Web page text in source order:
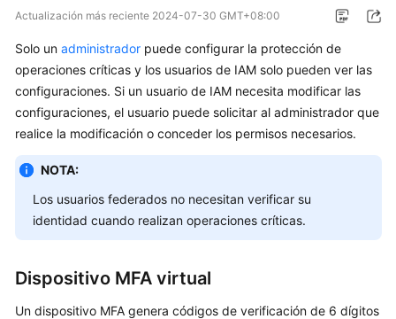
servicio
Pasos
iniciales
Guía
del
de
comenzar
Inicio
de
sesión
Actualización más reciente 2024-07-30 GMT+08:00
Solo un administrador puede configurar la protección de
operaciones críticas y los usuarios de IAM solo pueden ver las
configuraciones. Si un usuario de IAM necesita modificar las
configuraciones, el usuario puede solicitar al administrador que
realice la modificación o conceder los permisos necesarios.
NOTA:
Los usuarios federados no necesitan verificar su
identidad cuando realizan operaciones críticas.
Dispositivo MFA virtual
Un dispositivo MFA genera códigos de verificación de 6 dígitos